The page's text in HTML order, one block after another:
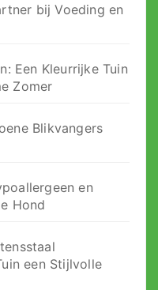
bij Voeding en
Een Kleurrijke Tuin
Zomer
Blikvangers
en
Hond
een Stijlvolle